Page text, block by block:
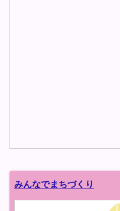
みんなでまちづくり